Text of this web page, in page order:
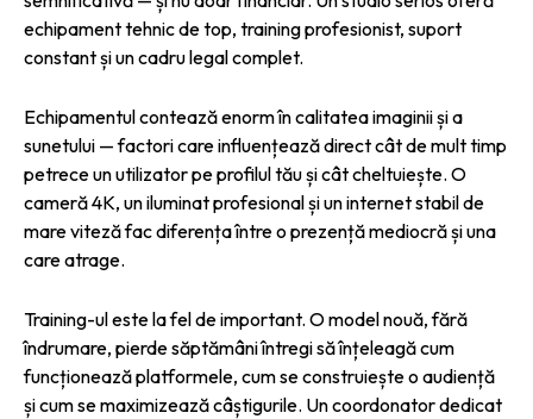
echipament tehnic de top, training profesionist, suport
constant și un cadru legal complet.
Echipamentul contează enorm în calitatea imaginii și a
sunetului — factori care influențează direct cât de mult timp
petrece un utilizator pe profilul tău și cât cheltuiește. O
cameră 4K, un iluminat profesional și un internet stabil de
mare viteză fac diferența între o prezență mediocră și una
care atrage.
Training-ul este la fel de important. O model nouă, fără
îndrumare, pierde săptămâni întregi să înțeleagă cum
funcționează platformele, cum se construiește o audiență
și cum se maximizează câștigurile. Un coordonator dedicat